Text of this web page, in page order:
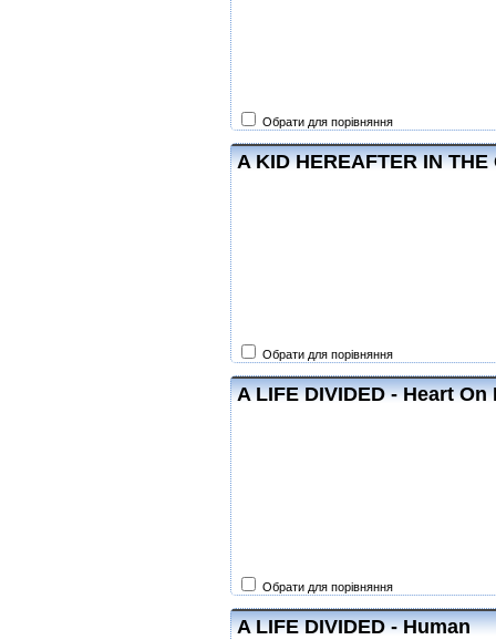
Обрати для порівняння
A KID HEREAFTER IN
Обрати для порівняння
A LIFE DIVIDED - Heart On
Обрати для порівняння
A LIFE DIVIDED - Human